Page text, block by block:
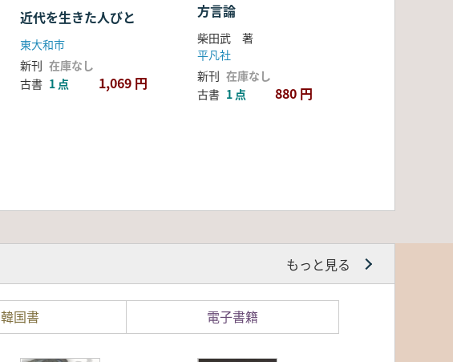
近代を生きた人びと
東大和市
新刊 在庫なし
古書 1 点 1,069 円
方言論
柴田武 著
平凡社
新刊 在庫なし
古書 1 点 880 円
もっと見る
韓国書 電子書籍